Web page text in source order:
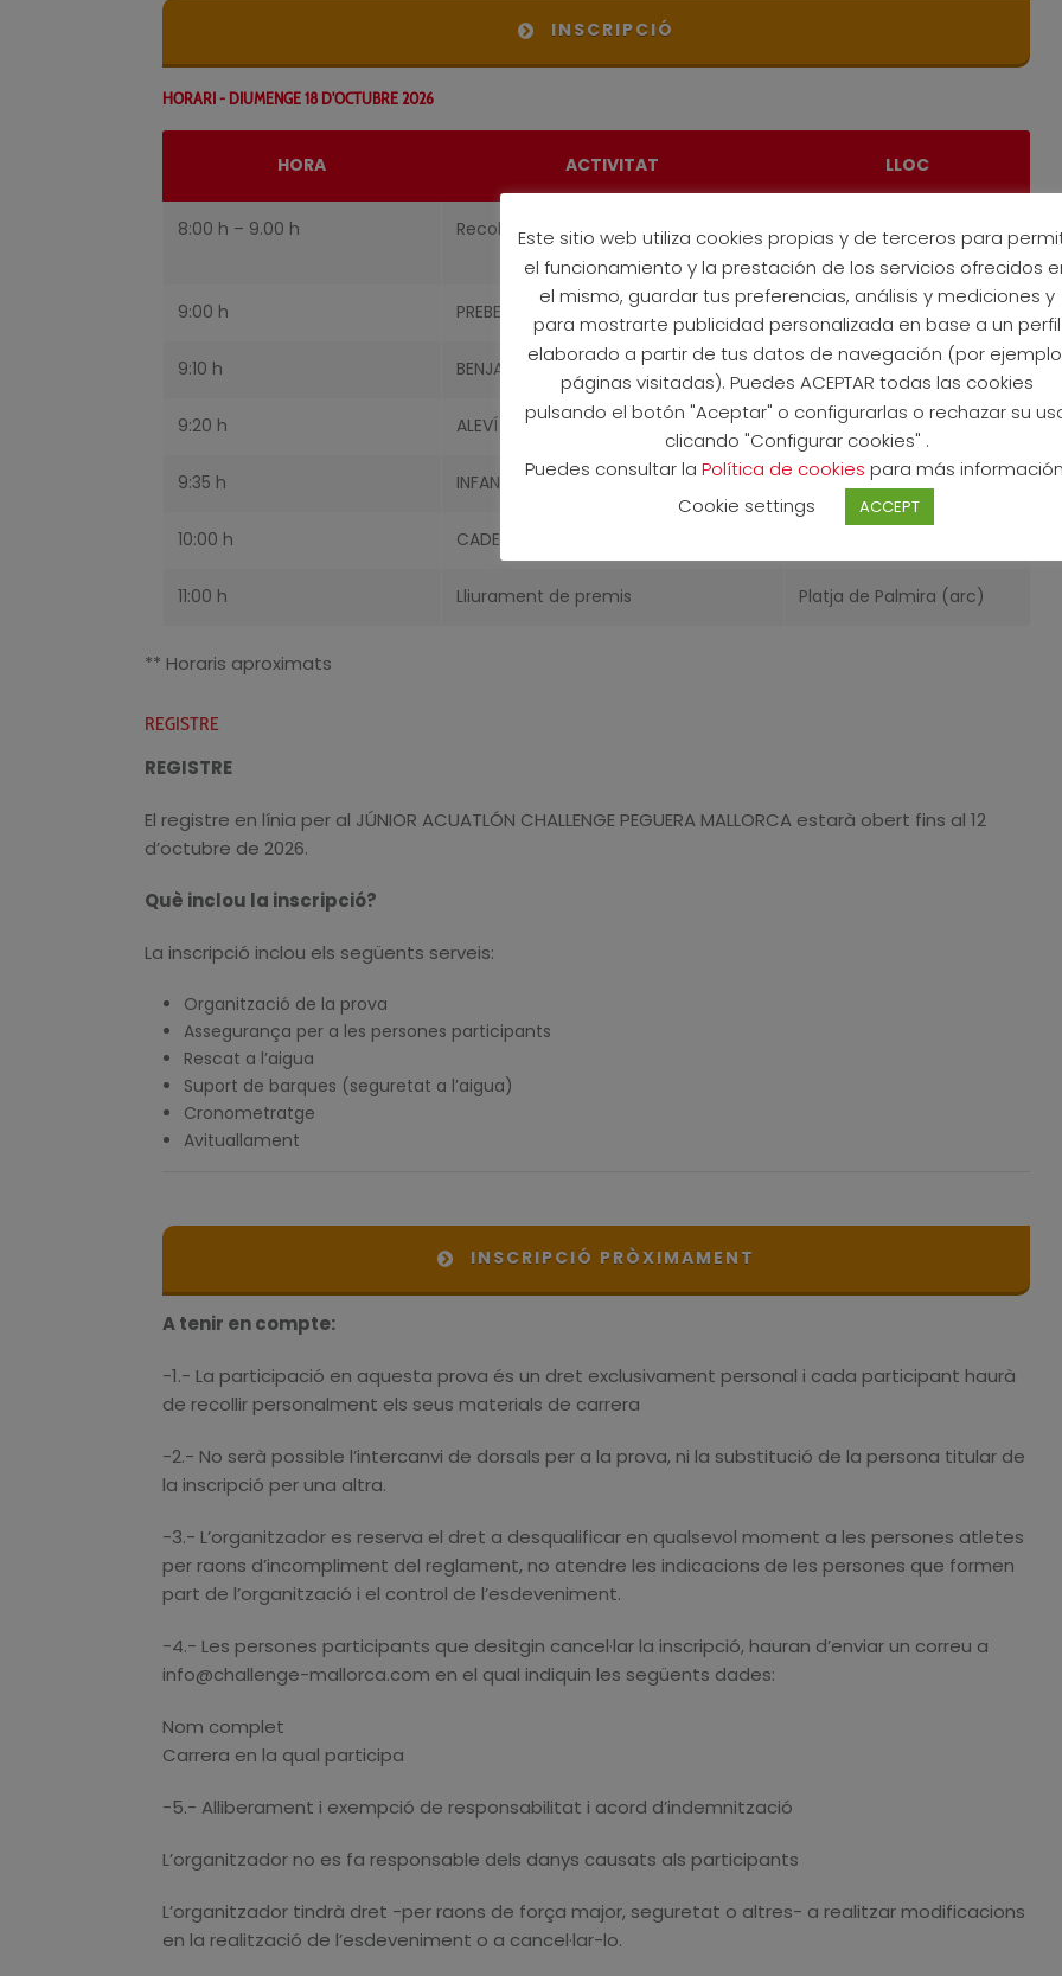
INSCRIPCIÓ
HORARI - DIUMENGE 18 D'OCTUBRE 2026
HORA ACTIVITAT LLOC
8:00 h – 9.00 h Recollida de dorsals
Platja de Palmira
(passeig)
9:00 h PREBENJAMÍ (2019-2020) Platja de Palmira (arc)
9:10 h BENJAMÍ (2017-2018) Platja de Palmira (arc)
9:20 h ALEVÍ (2015-2016) Platja de Palmira (arc)
9:35 h INFANTIL (2013-2014) Platja de Palmira (arc)
10:00 h CADETE (2011-2012)
11:00 h Lliurament de premis Platja de Palmira (arc)
** Horaris aproximats
REGISTRE
REGISTRE
El registre en línia per al JÚNIOR ACUATLÓN CHALLENGE PEGUERA MALLORCA estarà obert fins al 12
d’octubre de 2026.
Què inclou la inscripció?
La inscripció inclou els següents serveis:
Organització de la prova
Assegurança per a les persones participants
Rescat a l’aigua
Suport de barques (seguretat a l’aigua)
Cronometratge
Avituallament
INSCRIPCIÓ PRÒXIMAMENT
A tenir en compte:
-1.- La participació en aquesta prova és un dret exclusivament personal i cada participant haurà
de recollir personalment els seus materials de carrera
-2.- No serà possible l’intercanvi de dorsals per a la prova, ni la substitució de la persona titular de
la inscripció per una altra.
-3.- L’organitzador es reserva el dret a desqualificar en qualsevol moment a les persones atletes
per raons d’incompliment del reglament, no atendre les indicacions de les persones que formen
part de l’organització i el control de l’esdeveniment.
-4.- Les persones participants que desitgin cancel·lar la inscripció, hauran d’enviar un correu a
info@challenge-mallorca.com en el qual indiquin les següents dades:
Nom complet
Carrera en la qual participa
-5.- Alliberament i exempció de responsabilitat i acord d’indemnització
L’organitzador no es fa responsable dels danys causats als participants
L’organitzador tindrà dret -per raons de força major, seguretat o altres- a realitzar modificacions
en la realització de l’esdeveniment o a cancel·lar-lo.
Este sitio web utiliza cookies propias y de terceros para
el funcionamiento y la prestación de los servicios ofrecidos
el mismo, guardar tus preferencias, análisis y mediciones y
para mostrarte publicidad personalizada en base a un perfil
elaborado a partir de tus datos de navegación (por
páginas visitadas). Puedes ACEPTAR todas las cookies
pulsando el botón "Aceptar" o configurarlas o rechazar su
clicando "Configurar cookies" .
Puedes consultar la Política de cookies para más
Cookie settings
ACCEPT